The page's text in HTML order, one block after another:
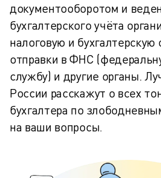
документооборотом и
бухгалтерского учёта
налоговую и бухгалтерскую
отправки в ФНС
службу) и другие органы.
России расскажут о всех
бухгалтера по
на ваши вопросы.